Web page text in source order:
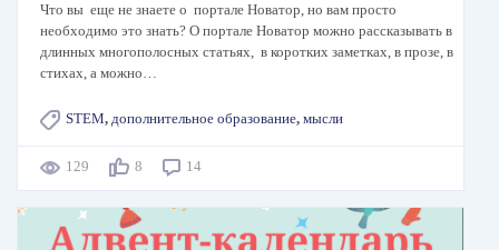
Что вы еще не знаете о портале Новатор, но вам просто
необходимо это знать? О портале Новатор можно рассказывать в
длинных многополосных статьях, в коротких заметках, в прозе, в
стихах, а можно…
STEM, дополнительное образование, мысли
129 8 14